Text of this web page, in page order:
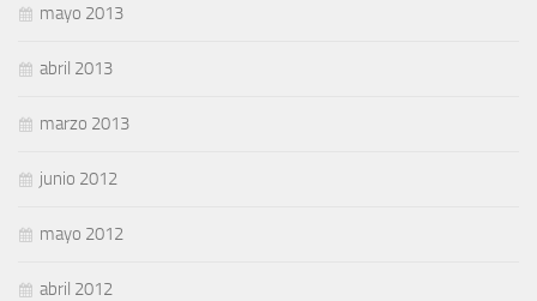
mayo 2013
abril 2013
marzo 2013
junio 2012
mayo 2012
abril 2012